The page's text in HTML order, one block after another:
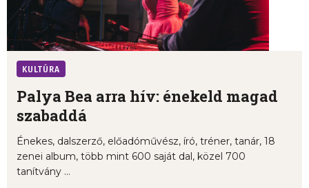
KULTÚRA
Palya Bea arra hív: énekeld magad
szabaddá
Énekes, dalszerző, előadóművész, író, tréner, tanár, 18
zenei album, több mint 600 saját dal, közel 700
tanítvány ...